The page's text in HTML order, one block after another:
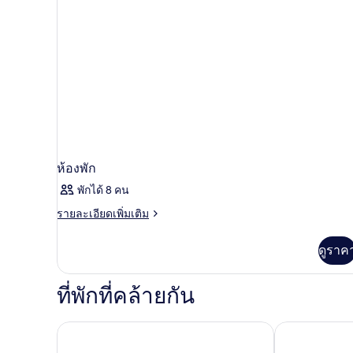
ห้องพัก
พักได้ 8 คน
รายละเอียดเพิ่มเติม
ราย
เกี่ยว
กับ
ห้อง
ดูราค
ที่พักที่คล้ายกัน
Silver Sands Beach Hotel Tsokkos